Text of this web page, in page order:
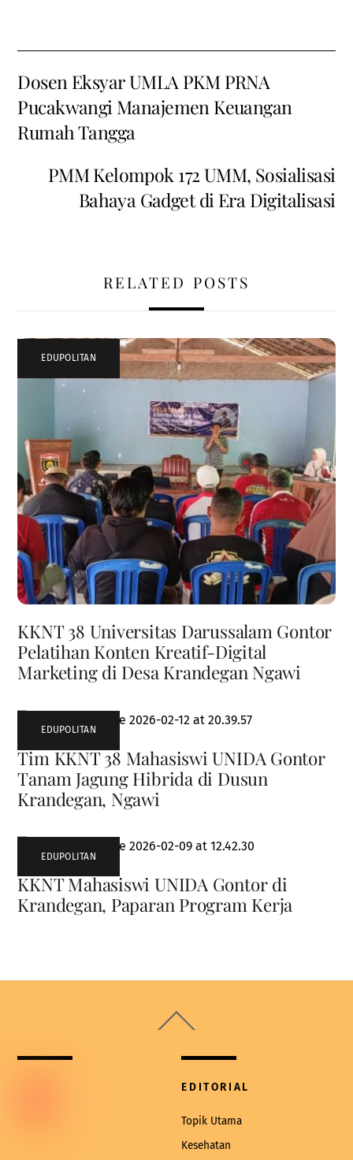
Dosen Eksyar UMLA PKM PRNA
Pucakwangi Manajemen Keuangan
Rumah Tangga
PMM Kelompok 172 UMM, Sosialisasi
Bahaya Gadget di Era Digitalisasi
RELATED POSTS
EDUPOLITAN
KKNT 38 Universitas Darussalam Gontor
Pelatihan Konten Kreatif-Digital
Marketing di Desa Krandegan Ngawi
EDUPOLITAN
Tim KKNT 38 Mahasiswi UNIDA Gontor
Tanam Jagung Hibrida di Dusun
Krandegan, Ngawi
EDUPOLITAN
KKNT Mahasiswi UNIDA Gontor di
Krandegan, Paparan Program Kerja
To
EDITORIAL
Topik Utama
Kesehatan